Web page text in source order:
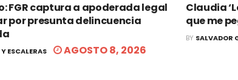
FGR captura a apoderada legal
por presunta delincuencia
ESCALERAS AGOSTO 8, 2026
Claudia
que me
BY SALVADOR